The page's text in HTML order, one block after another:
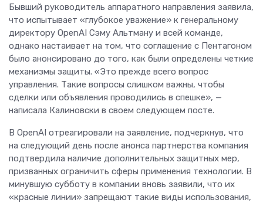
Бывший руководитель аппаратного направления заявила,
что испытывает «глубокое уважение» к генеральному
директору OpenAI Сэму Альтману и всей команде,
однако настаивает на том, что соглашение с Пентагоном
было анонсировано до того, как были определены четкие
механизмы защиты. «Это прежде всего вопрос
управления. Такие вопросы слишком важны, чтобы
сделки или объявления проводились в спешке», —
написала Калиновски в своем следующем посте.
В OpenAI отреагировали на заявление, подчеркнув, что
на следующий день после анонса партнерства компания
подтвердила наличие дополнительных защитных мер,
призванных ограничить сферы применения технологии. В
минувшую субботу в компании вновь заявили, что их
«красные линии» запрещают такие виды использования,